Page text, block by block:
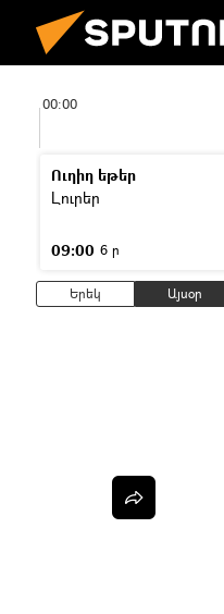
00:00
Ուղիղ եթեր
Լուրեր
09:00 6 ր
Երեկ Այսօր